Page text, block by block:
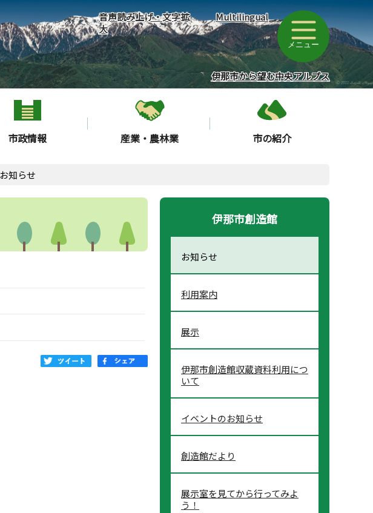
音声読み上げ・文字拡
大
Multilingual
メニュー
伊那市から望む中央アルプス
市政情報 産業・農林業 市の紹介
お知らせ
伊那市創造館
お知らせ
利用案内
展示
伊那市創造館収蔵資料利用につ
いて
イベントのお知らせ
創造館だより
展示室を見てから行ってみよ
う！